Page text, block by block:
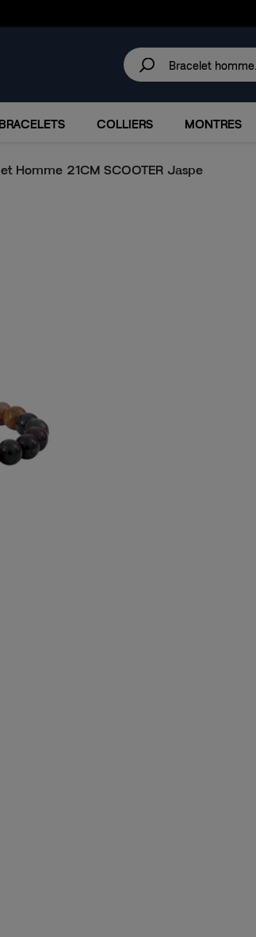
PROMOTIONS
BRACELETS COLLIERS MONTRES
Homme 21CM SCOOTER Jaspe